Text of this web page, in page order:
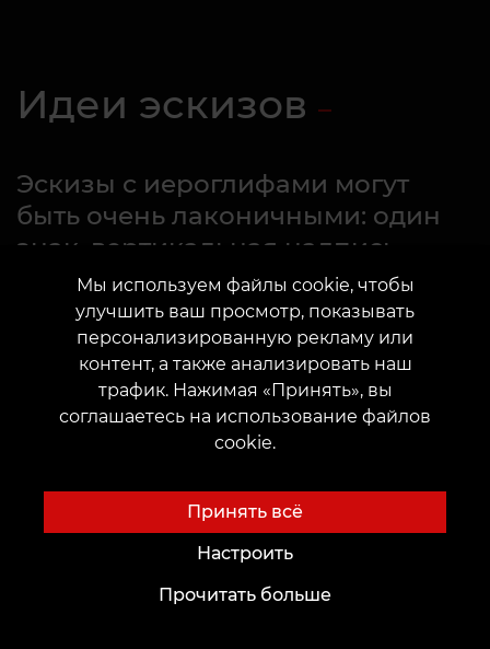
Идеи эскизов
Эскизы с иероглифами могут
быть очень лаконичными: один
знак, вертикальная надпись,
тонкая линия или небольшой
символ на руке, шее, запястье
либо за ухом.
Такой вариант подходит, если главный акцент -
Более выразительные идеи строятся на
сочетании знака с драконом, цветком, волной,
инь-ян, геометрией или тонкой графикой.
Главное - не перегружать рисунок: символ
должен оставаться читаемым и сохранять
Мы используем файлы cookie, чтобы
улучшить ваш просмотр, показывать
персонализированную рекламу или
контент, а также анализировать наш
трафик. Нажимая «Принять», вы
соглашаетесь на использование файлов
cookie.
Принять всё
Настроить
Прочитать больше